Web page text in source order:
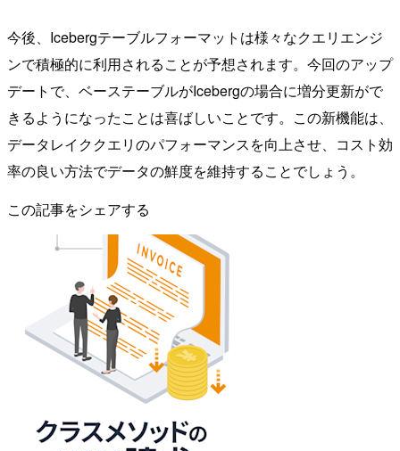
今後、Icebergテーブルフォーマットは様々なクエリエンジ
ンで積極的に利用されることが予想されます。今回のアップ
デートで、ベーステーブルがIcebergの場合に増分更新がで
きるようになったことは喜ばしいことです。この新機能は、
データレイククエリのパフォーマンスを向上させ、コスト効
率の良い方法でデータの鮮度を維持することでしょう。
この記事をシェアする